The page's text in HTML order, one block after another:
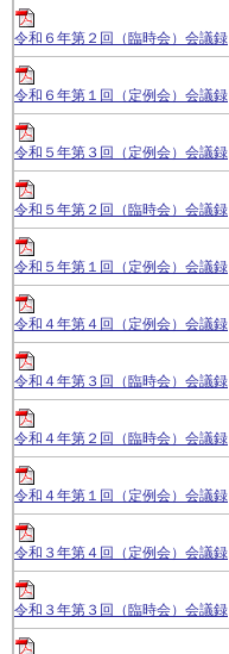
令和６年第２回（臨時会）会議録
令和６年第１回（定例会）会議録
令和５年第３ 回（定例会）会議録
令和５年第２回（臨時会）会議録
令和５年第１回（定例会）会議録
令和４年第４回（定例会）会議録
令和４年第３回（臨時会）会議録
令和４年第２回（臨時会）会議録
令和４年第１回（定例会）会議録
令和３年第４回（定例会）会議録
令和３年第３回（臨時会）会議録